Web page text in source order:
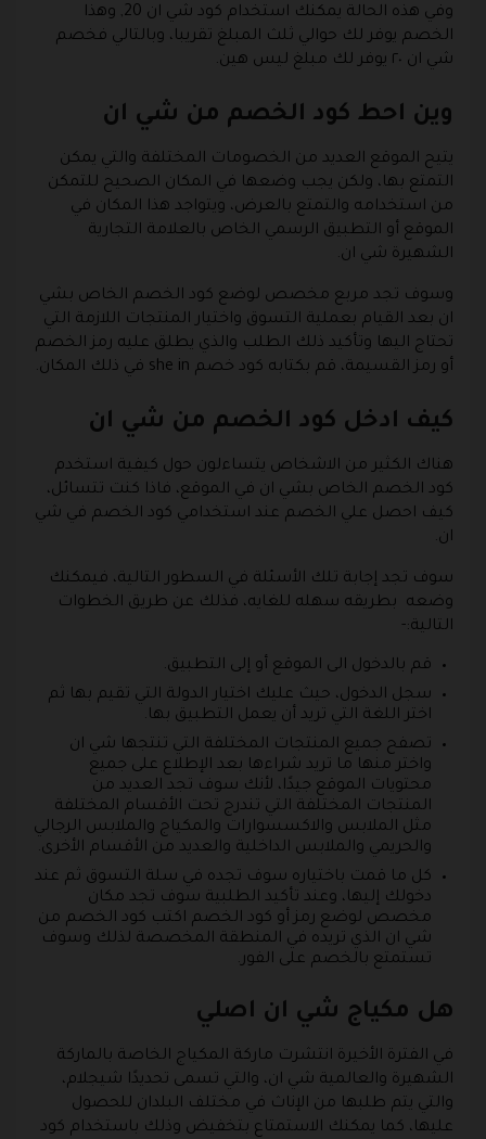
وفي هذه الحالة يمكنك استخدام كود شي ان 20, وهذا
الخصم يوفر لك حوالي ثلث المبلغ تقريبا، وبالتالي فخصم
شي ان ٢٠ يوفر لك مبلغ ليس هين.
وين احط كود الخصم من شي ان
يتيح الموقع العديد من الخصومات المختلفة والتي يمكن
التمتع بها، ولكن يجب وضعها في المكان الصحيح للتمكن
من استخدامه والتمتع بالعرض، ويتواجد هذا المكان في
الموقع أو التطبيق الرسمي الخاص بالعلامة التجارية
الشهيرة شي ان.
وسوف تجد مربع مخصص لوضع كود الخصم الخاص بشي
ان بعد القيام بعملية التسوق واختيار المنتجات اللازمة التي
تحتاج اليها وتأكيد ذلك الطلب والذي يطلق عليه رمز الخصم
أو رمز القسيمة، قم بكتابه كود خصم she in في ذلك المكان.
كيف ادخل كود الخصم من شي ان
هناك الكثير من الاشخاص يتساءلون حول كيفية استخدم
كود الخصم الخاص بشي ان في الموقع، فاذا كنت تتسائل،
كيف احصل علي الخصم عند استخدامي كود الخصم في شي
ان.
سوف تجد إجابة تلك الأسئلة في السطور التالية، فيمكنك
وضعه بطريقه سهله للغايه، فذلك عن طريق الخطوات
التالية:-
قم بالدخول الى الموقع أو إلى التطبيق.
سجل الدخول، حيث عليك اختيار الدولة التي تقيم بها ثم
اختر اللغة التي تريد أن يعمل التطبيق بها.
تصفح جميع المنتجات المختلفة التي تنتجها شي ان
واختر منها ما تريد شراءها بعد الإطلاع على جميع
محتويات الموقع جيدًا، لأنك سوف تجد العديد من
المنتجات المختلفة التي تندرج تحت الأقسام المختلفة
مثل الملابس والاكسسوارات والمكياج والملابس الرجالي
والحريمي والملابس الداخلية والعديد من الأقسام الأخرى.
كل ما قمت باختياره سوف تجده في سلة التسوق ثم عند
دخولك إليها، وعند تأكيد الطلبية سوف تجد مكان
مخصص لوضع رمز أو كود الخصم اكتب كود الخصم من
شي ان الذي تريده في المنطقة المخصصة لذلك وسوف
تستمتع بالخصم على الفور.
هل مكياج شي ان اصلي
في الفترة الأخيرة انتشرت ماركة المكياج الخاصة بالماركة
الشهيرة والعالمية شي ان، والتي تسمى تحديدًا شيجلام،
والتي يتم طلبها من الإناث في مختلف البلدان للحصول
عليها، كما يمكنك الاستمتاع بتخفيض وذلك باستخدام كود